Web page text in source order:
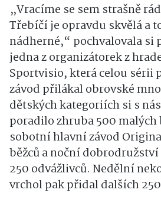
„Vracíme se sem strašně
Třebíčí je opravdu skvělá a
nádherné,“ pochvalovala si
jedna z organizátorek z
Sportvisio, která celou sérii
závod přilákal obrovské
dětských kategoriích si s
poradilo zhruba 500
sobotní hlavní závod
běžců a noční
250 odvážlivců. Nedělní
vrchol pak přidal dalších